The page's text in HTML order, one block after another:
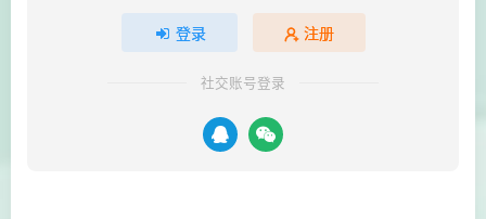
登录 注册
社交账号登录